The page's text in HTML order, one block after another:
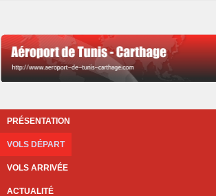
PRÉSENTATION
VOLS DÉPART
VOLS ARRIVÉE
ACTUALITÉ